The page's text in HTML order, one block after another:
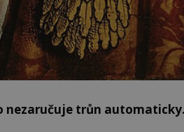
nezaručuje trůn automaticky.